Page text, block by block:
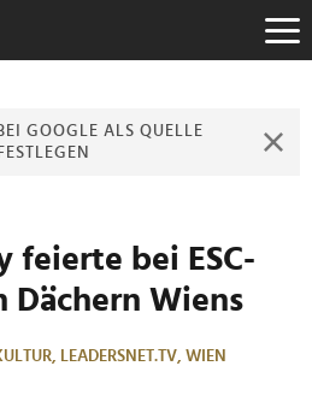
GOOGLE ALS QUELLE
FESTLEGEN
feierte bei ESC-
Dächern Wiens
LEADERSNET.TV, WIEN